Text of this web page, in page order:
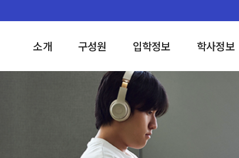
소개 구성원 입학정보 학사정보